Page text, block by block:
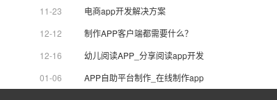
11-23 电商app开发解决方案
12-12 制作APP客户端都需要什么？
12-16 幼儿阅读APP_分享阅读app开发
01-06 APP自助平台制作_在线制作app